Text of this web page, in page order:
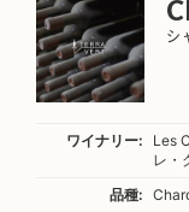
シ
ワイナリー:
Les
レ・
品種: